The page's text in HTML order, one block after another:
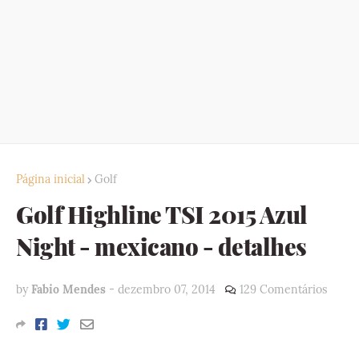
Página inicial Golf
Golf Highline TSI 2015 Azul
Night - mexicano - detalhes
by Fabio Mendes - dezembro 07, 2014 129 Comentários